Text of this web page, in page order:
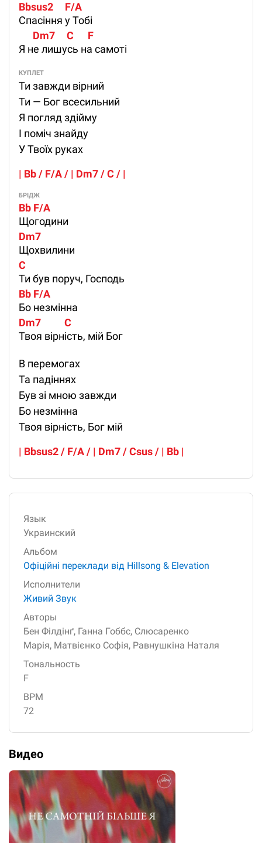
Bbsus2     F/A
Спасіння у Тобі
      Dm7     C      F
Я не лишусь на самоті
КУПЛЕТ
Ти завжди вірний
Ти — Бог всесильний
Я погляд здійму
І поміч знайду
У Твоїх руках
| Bb / F/A / | Dm7 / C / |
БРІДЖ
Bb F/A
Щогодини
Dm7
Щохвилини
C
Ти був поруч, Господь
Bb F/A
Бо незмінна
Dm7          C
Твоя вірність, мій Бог
В перемогах
Та падіннях
Був зі мною завжди
Бо незмінна
Твоя вірність, Бог мій
| Bbsus2 / F/A / | Dm7 / Csus / | Bb |
Язык
Украинский
Альбом
Офіційні переклади від Hillsong & Elevation
Исполнители
Живий Звук
Авторы
Бен Філдінґ, Ганна Гоббс, Слюсаренко
Марія, Матвієнко Софія, Равнушкіна Наталя
Тональность
F
BPM
72
Видео